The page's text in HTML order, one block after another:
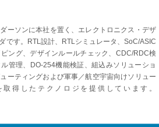
ーソンに本社を置く、エレクトロニクス・デザ
です。RTL設計、RTLシミュレータ、SoC/ASIC
ング、デザインルールチェック、CDC/RDC検
管理、DO-254機能検証、組込みソリューショ
ーティングおよび軍事／航空宇宙向けソリュー
得したテクノロジを提供しています。